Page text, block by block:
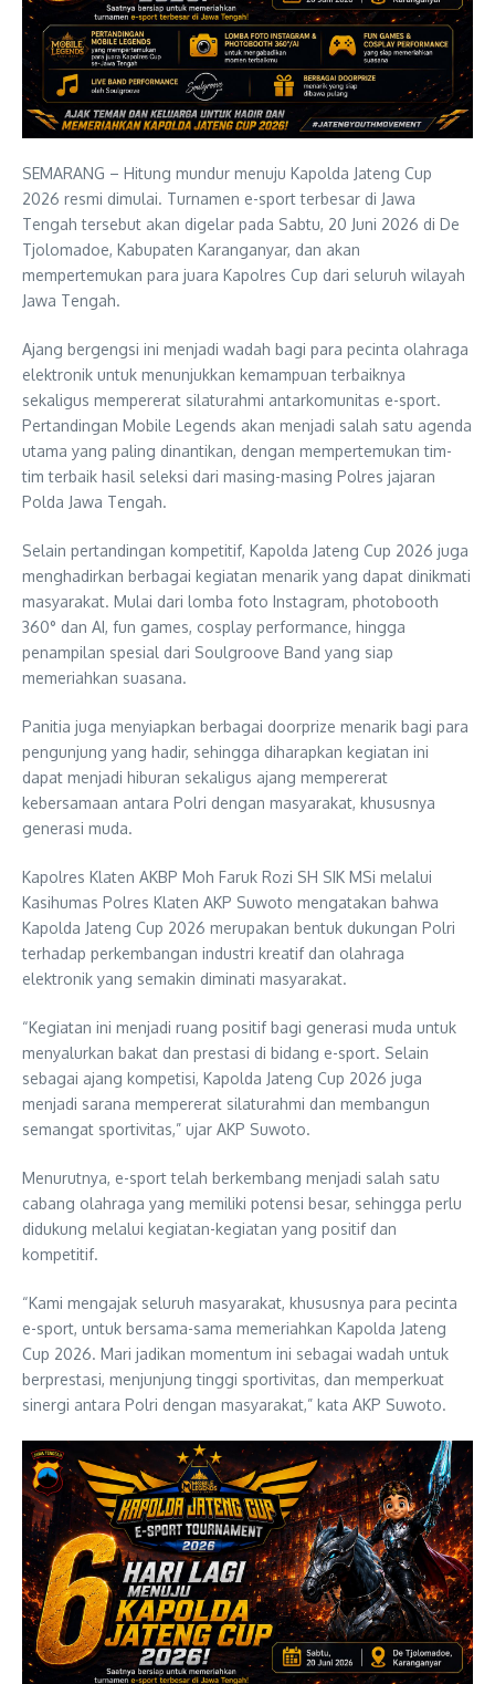
SEMARANG – Hitung mundur menuju Kapolda Jateng Cup
2026 resmi dimulai. Turnamen e-sport terbesar di Jawa
Tengah tersebut akan digelar pada Sabtu, 20 Juni 2026 di De
Tjolomadoe, Kabupaten Karanganyar, dan akan
mempertemukan para juara Kapolres Cup dari seluruh wilayah
Jawa Tengah.
Ajang bergengsi ini menjadi wadah bagi para pecinta olahraga
elektronik untuk menunjukkan kemampuan terbaiknya
sekaligus mempererat silaturahmi antarkomunitas e-sport.
Pertandingan Mobile Legends akan menjadi salah satu agenda
utama yang paling dinantikan, dengan mempertemukan tim-
tim terbaik hasil seleksi dari masing-masing Polres jajaran
Polda Jawa Tengah.
Selain pertandingan kompetitif, Kapolda Jateng Cup 2026 juga
menghadirkan berbagai kegiatan menarik yang dapat dinikmati
masyarakat. Mulai dari lomba foto Instagram, photobooth
360° dan AI, fun games, cosplay performance, hingga
penampilan spesial dari Soulgroove Band yang siap
memeriahkan suasana.
Panitia juga menyiapkan berbagai doorprize menarik bagi para
pengunjung yang hadir, sehingga diharapkan kegiatan ini
dapat menjadi hiburan sekaligus ajang mempererat
kebersamaan antara Polri dengan masyarakat, khususnya
generasi muda.
Kapolres Klaten AKBP Moh Faruk Rozi SH SIK MSi melalui
Kasihumas Polres Klaten AKP Suwoto mengatakan bahwa
Kapolda Jateng Cup 2026 merupakan bentuk dukungan Polri
terhadap perkembangan industri kreatif dan olahraga
elektronik yang semakin diminati masyarakat.
“Kegiatan ini menjadi ruang positif bagi generasi muda untuk
menyalurkan bakat dan prestasi di bidang e-sport. Selain
sebagai ajang kompetisi, Kapolda Jateng Cup 2026 juga
menjadi sarana mempererat silaturahmi dan membangun
semangat sportivitas,” ujar AKP Suwoto.
Menurutnya, e-sport telah berkembang menjadi salah satu
cabang olahraga yang memiliki potensi besar, sehingga perlu
didukung melalui kegiatan-kegiatan yang positif dan
kompetitif.
“Kami mengajak seluruh masyarakat, khususnya para pecinta
e-sport, untuk bersama-sama memeriahkan Kapolda Jateng
Cup 2026. Mari jadikan momentum ini sebagai wadah untuk
berprestasi, menjunjung tinggi sportivitas, dan memperkuat
sinergi antara Polri dengan masyarakat,” kata AKP Suwoto.